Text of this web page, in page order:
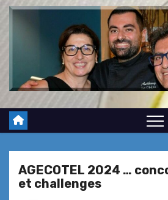
AGECOTEL 2024 …
et challenges